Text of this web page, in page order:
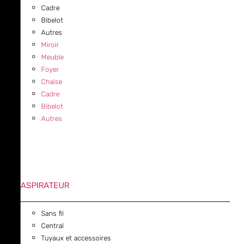
Cadre
Bibelot
Autres
Miroir
Meuble
Foyer
Chaise
Cadre
Bibelot
Autres
ASPIRATEUR
Sans fil
Central
Tuyaux et accessoires